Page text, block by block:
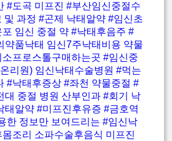
#도곡 미프진 #부산임신중절수
및 과정 #곤제 낙태알약 #임신초
포 임신 중절 약 #낙태후음주 #
약품낙태 임신7주낙태비용 약물
소프로스톨구매하는곳 #임신중
리원) 임신낙태수술병원 #먹는
#낙태후증상 #좌천 약물중절 #
대 중절 병원 산부인과 #회기 낙
태알약 #미프진후유증 #금호역
한 정보만 보여드리는 #임신낙
조리 소파수술후음식 미프진